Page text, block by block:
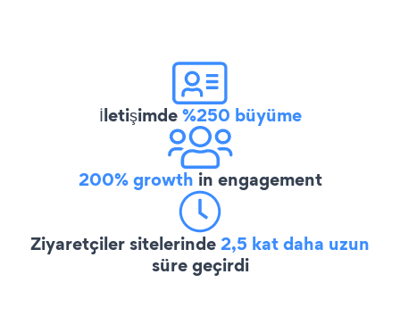
İletişimde%250 büyüme
200% growth in engagement
Ziyaretçiler sitelerinde2,5 kat daha uzun
süre geçirdi